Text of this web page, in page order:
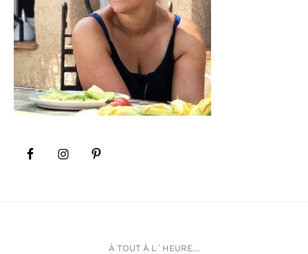
À TOUT À L´HEURE…